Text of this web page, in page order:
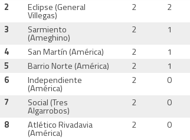
2
Eclipse (General
Villegas)
2 2
3
Sarmiento
(Ameghino)
2 1
4
San Martín (América) 2 1
5
Barrio Norte (América) 2 1
6
Independiente
(América)
2 0
7
Social (Tres
Algarrobos)
2 0
8
Atlético Rivadavia
(América)
2 0